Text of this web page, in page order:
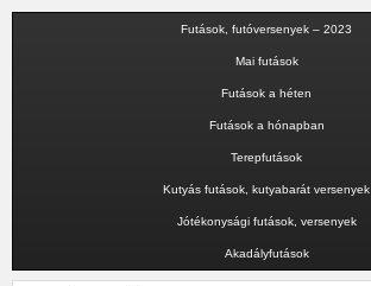
Futások, futóversenyek – 2023
Mai futások
Futások a héten
Futások a hónapban
Terepfutások
Kutyás futások, kutyabarát versenyek
Jótékonysági futások, versenyek
Akadályfutások